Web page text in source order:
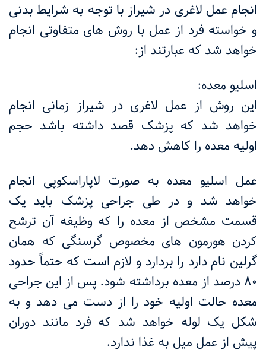
انجام عمل لاغری در شیراز با توجه به شرایط بدنی
و خواسته فرد از عمل با روش های متفاوتی انجام
خواهد شد که عبارتند از:
اسلیو معده:
این روش از عمل لاغری در شیراز زمانی انجام
خواهد شد که پزشک قصد داشته باشد حجم
اولیه معده را کاهش دهد.
عمل اسلیو معده به صورت لاپاراسکوپی انجام
خواهد شد و در طی جراحی پزشک باید یک
قسمت مشخص از معده را که وظیفه آن ترشح
کردن هورمون های مخصوص گرسنگی که همان
گرلین نام دارد را بردارد و لازم است که حتماً حدود
۸۰ درصد از معده برداشته شود. پس از این جراحی
معده حالت اولیه خود را از دست می ‌دهد و به
شکل یک لوله خواهد شد که فرد مانند دوران
پیش از عمل ‏میل به غذا ندارد.